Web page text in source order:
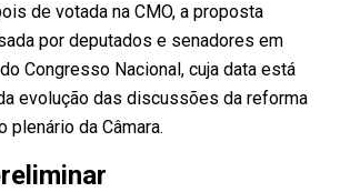
de votada na CMO, a proposta
por deputados e senadores em
Congresso Nacional, cuja data está
evolução das discussões da reforma
plenário da Câmara.